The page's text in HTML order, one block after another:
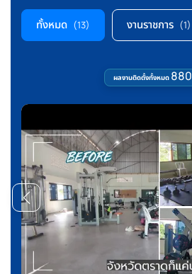
ทั้งหมด (13) งานราชการ (1)
ผลงานติดตั้งทั้งหมด 880